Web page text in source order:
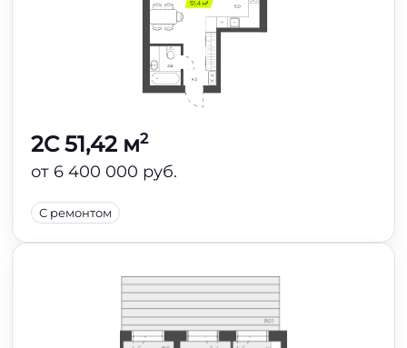
2C 51,42 м2
от 6 400 000 руб.
С ремонтом